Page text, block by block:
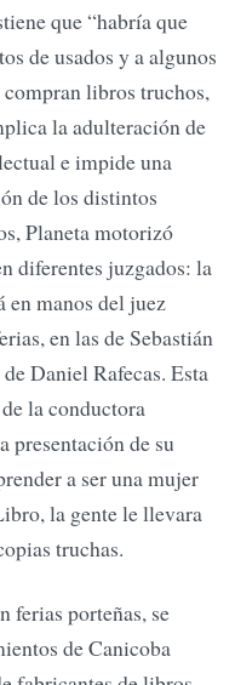
que “habría que
de usados y a algunos
libros truchos,
la adulteración de
e impide una
de los distintos
Planeta motorizó
diferentes juzgados: la
en manos del juez
en las de Sebastián
Daniel Rafecas. Esta
la conductora
presentación de su
a ser una mujer
la gente le llevara
truchas.
ferias porteñas, se
de Canicoba